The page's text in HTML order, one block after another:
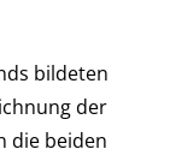
bildeten
der
die beiden